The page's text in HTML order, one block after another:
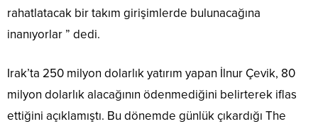
rahatlatacak bir takım girişimlerde bulunacağına
inanıyorlar ” dedi.
Irak’ta 250 milyon dolarlık yatırım yapan İlnur Çevik, 80
milyon dolarlık alacağının ödenmediğini belirterek iflas
ettiğini açıklamıştı. Bu dönemde günlük çıkardığı The